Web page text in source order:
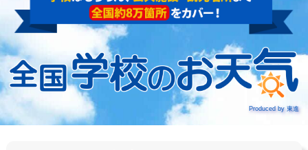
Produced by 東進